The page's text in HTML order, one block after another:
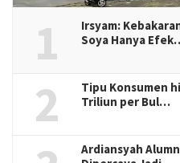
1
Irsyam:
Soya Hanya
2
Tipu Konsumen
Triliun per Bul…
Ardiansyah